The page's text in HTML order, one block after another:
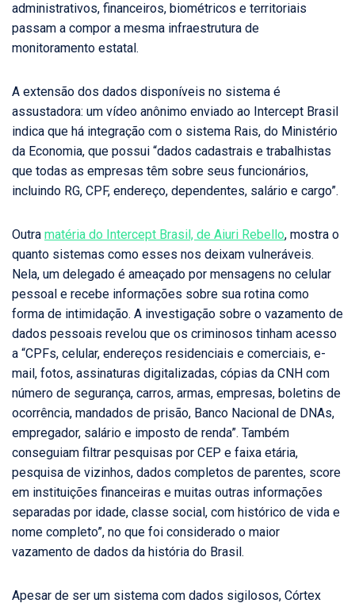
administrativos, financeiros, biométricos e territoriais
passam a compor a mesma infraestrutura de
monitoramento estatal.
A extensão dos dados disponíveis no sistema é
assustadora: um vídeo anônimo enviado ao Intercept Brasil
indica que há integração com o sistema Rais, do Ministério
da Economia, que possui “dados cadastrais e trabalhistas
que todas as empresas têm sobre seus funcionários,
incluindo RG, CPF, endereço, dependentes, salário e cargo”.
Outra matéria do Intercept Brasil, de Aiuri Rebello, mostra o
quanto sistemas como esses nos deixam vulneráveis.
Nela, um delegado é ameaçado por mensagens no celular
pessoal e recebe informações sobre sua rotina como
forma de intimidação. A investigação sobre o vazamento de
dados pessoais revelou que os criminosos tinham acesso
a “CPFs, celular, endereços residenciais e comerciais, e-
mail, fotos, assinaturas digitalizadas, cópias da CNH com
número de segurança, carros, armas, empresas, boletins de
ocorrência, mandados de prisão, Banco Nacional de DNAs,
empregador, salário e imposto de renda”. Também
conseguiam filtrar pesquisas por CEP e faixa etária,
pesquisa de vizinhos, dados completos de parentes, score
em instituições financeiras e muitas outras informações
separadas por idade, classe social, com histórico de vida e
nome completo”, no que foi considerado o maior
vazamento de dados da história do Brasil.
Apesar de ser um sistema com dados sigilosos, Córtex